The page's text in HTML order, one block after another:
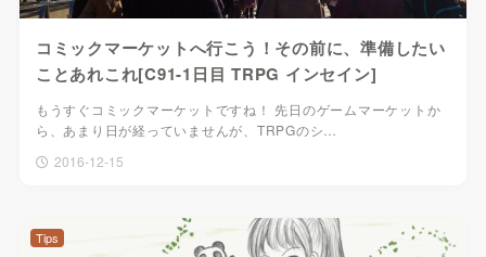
コミックマーケットへ行こう！その前に、準備したい
ことあれこれ[C91-1日目 TRPG インセイン]
もうすぐコミックマーケットですね！ 先日のゲームマーケットか
ら、あまり日が経っていませんが、TRPGのシ…
2016-12-15
Tips